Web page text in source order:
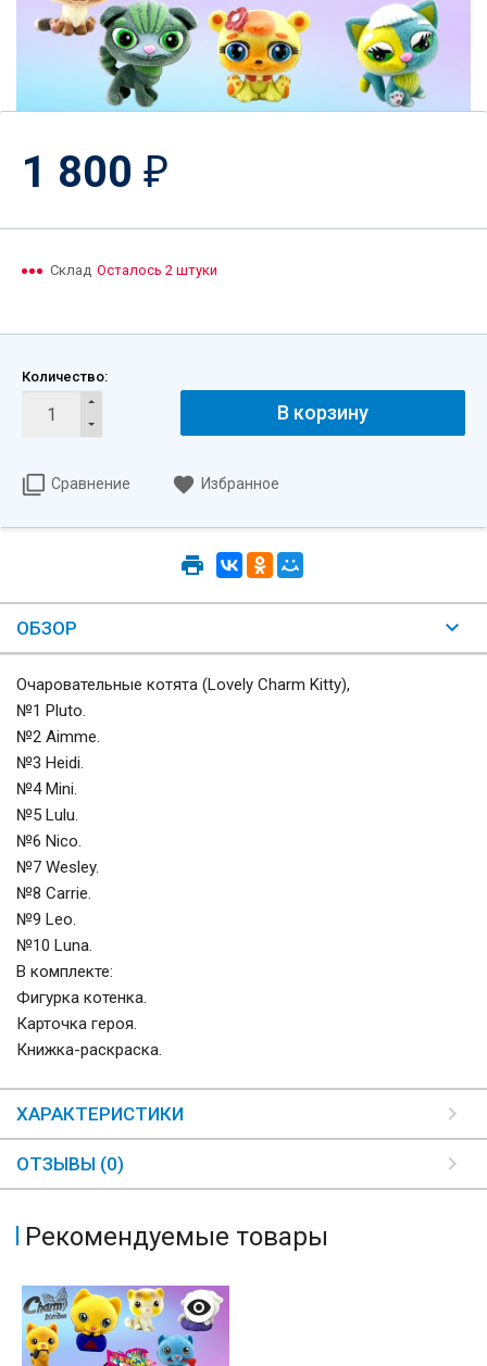
1 800 ₽
Склад Осталось 2 штуки
Количество:
В корзину
Сравнение Избранное
ОБЗОР
Очаровательные котята (Lovely Charm Kitty),
№1 Pluto.
№2 Aimme.
№3 Heidi.
№4 Mini.
№5 Lulu.
№6 Nico.
№7 Wesley.
№8 Carrie.
№9 Leo.
№10 Luna.
В комплекте:
Фигурка котенка.
Карточка героя.
Книжка-раскраска.
ХАРАКТЕРИСТИКИ
ОТЗЫВЫ (0)
Рекомендуемые товары